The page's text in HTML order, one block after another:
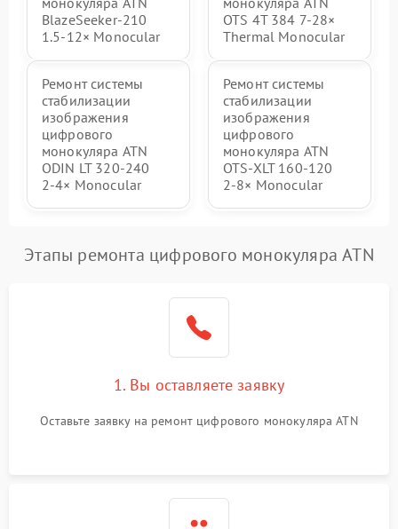
BlazeSeeker‑210
1.5‑12× Monocular
OTS 4T 384 7‑28×
Thermal Monocular
Ремонт системы
стабилизации
изображения
цифрового
монокуляра ATN
ODIN LT 320‑240
2‑4× Monocular
Ремонт системы
стабилизации
изображения
цифрового
монокуляра ATN
OTS‑XLT 160‑120
2‑8× Monocular
Этапы ремонта цифрового монокуляра ATN
1. Вы оставляете заявку
Оставьте заявку на ремонт цифрового монокуляра ATN